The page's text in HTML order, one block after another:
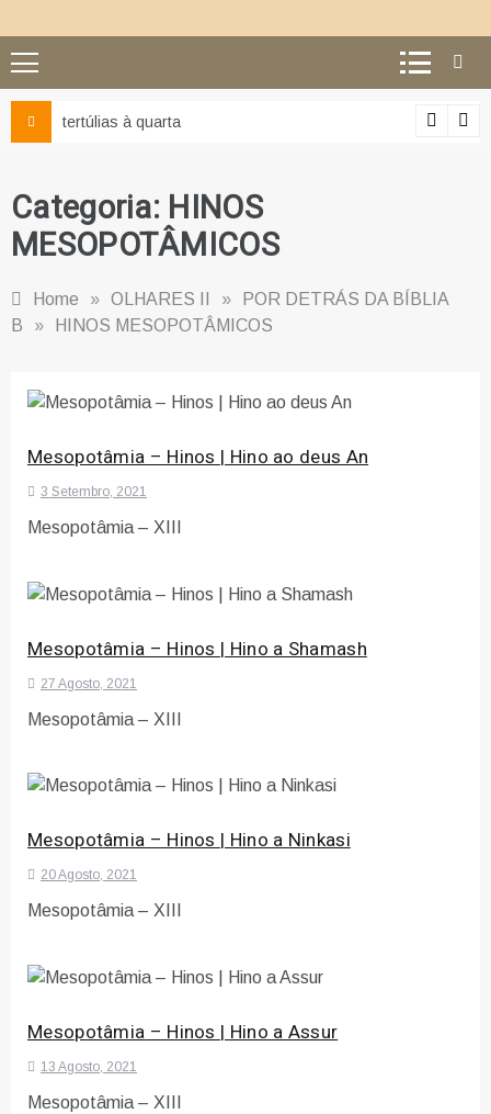
Ciência e religião: como
Categoria: HINOS
MESOPOTÂMICOS
Home » OLHARES II »
POR DETRÁS DA BÍBLIA
B
» HINOS MESOPOTÂMICOS
Mesopotâmia – Hinos | Hino ao deus An
3 Setembro, 2021
Mesopotâmia – XIII
Mesopotâmia – Hinos | Hino a Shamash
27 Agosto, 2021
Mesopotâmia – XIII
Mesopotâmia – Hinos | Hino a Ninkasi
20 Agosto, 2021
Mesopotâmia – XIII
Mesopotâmia – Hinos | Hino a Assur
13 Agosto, 2021
Mesopotâmia – XIII